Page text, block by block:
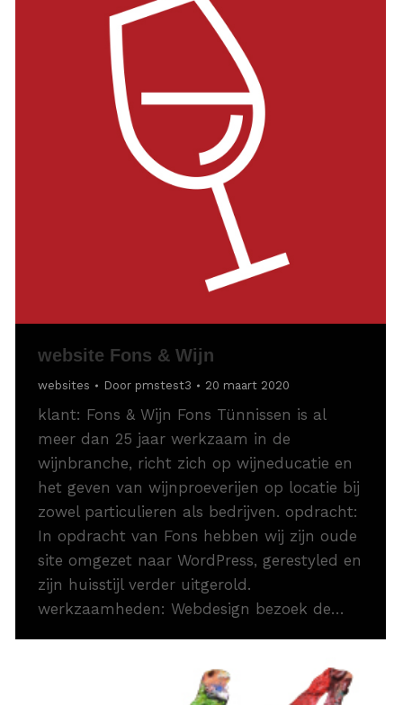
website Fons & Wijn
websites Door pmstest3 20 maart 2020
klant: Fons & Wijn Fons Tünnissen is al
meer dan 25 jaar werkzaam in de
wijnbranche, richt zich op wijneducatie en
het geven van wijnproeverijen op locatie bij
zowel particulieren als bedrijven. opdracht:
In opdracht van Fons hebben wij zijn oude
site omgezet naar WordPress, gerestyled en
zijn huisstijl verder uitgerold.
werkzaamheden: Webdesign bezoek de…